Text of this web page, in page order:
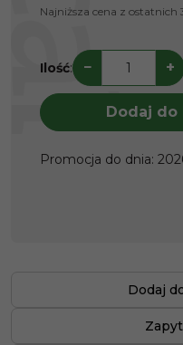
Najniższa cena z
Ilość: − +
Dodaj do
Promocja do dnia:
Dodaj